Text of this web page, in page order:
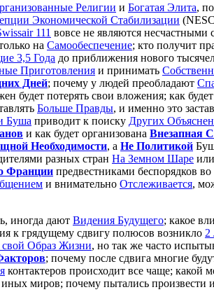
Религии и Богатая Элита,
Экономической Стабилизации
111 вовсе не являются несчастными
на Самообеспечение; кто получит
3,5 Года до приближения нового
Приготовления и принимать
Дней; почему у людей преобладают
будет потерять свои вложения; как
Больше Правды, и именно это
Буша приводит к поиску Других
и как будет организована Внезапная
Необходимости, а Не Политикой
разных стран На Земном Шаре или
Франции предвестниками беспорядков
и внимательно Отслеживается,
иногда дают Видения Будущего; какое
к грядущему сдвигу полюсов возникло 2
Образ Жизни, но так же часто
; почему после сдвига многие
контактеров происходит все чаще; какой
иных миров; почему пытались произвести